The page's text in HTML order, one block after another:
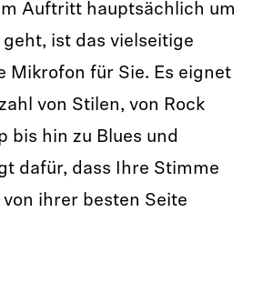
Auftritt hauptsächlich um
ist das vielseitige
Mikrofon für Sie. Es eignet
von Stilen, von Rock
bis hin zu Blues und
dafür, dass Ihre Stimme
ihrer besten Seite